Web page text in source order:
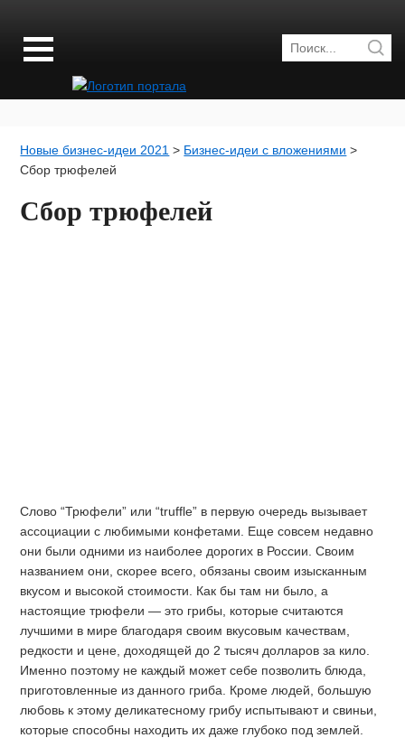
Новые бизнес-идеи 2021 > Бизнес-идеи с вложениями >
Сбор трюфелей
Сбор трюфелей
Слово “Трюфели” или “truffle” в первую очередь вызывает
ассоциации с любимыми конфетами. Еще совсем недавно
они были одними из наиболее дорогих в России. Своим
названием они, скорее всего, обязаны своим изысканным
вкусом и высокой стоимости. Как бы там ни было, а
настоящие трюфели — это грибы, которые считаются
лучшими в мире благодаря своим вкусовым качествам,
редкости и цене, доходящей до 2 тысяч долларов за кило.
Именно поэтому не каждый может себе позволить блюда,
приготовленные из данного гриба. Кроме людей, большую
любовь к этому деликатесному грибу испытывают и свиньи,
которые способны находить их даже глубоко под землей.